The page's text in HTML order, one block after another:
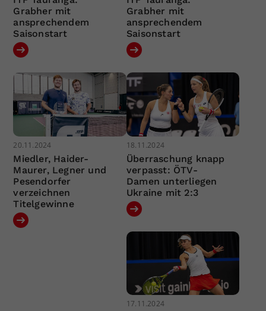
Grabher mit
ansprechendem
Saisonstart
Grabher mit
ansprechendem
Saisonstart
20.11.2024
Miedler, Haider-
Maurer, Legner und
Pesendorfer
verzeichnen
Titelgewinne
18.11.2024
Überraschung knapp
verpasst: ÖTV-
Damen unterliegen
Ukraine mit 2:3
17.11.2024